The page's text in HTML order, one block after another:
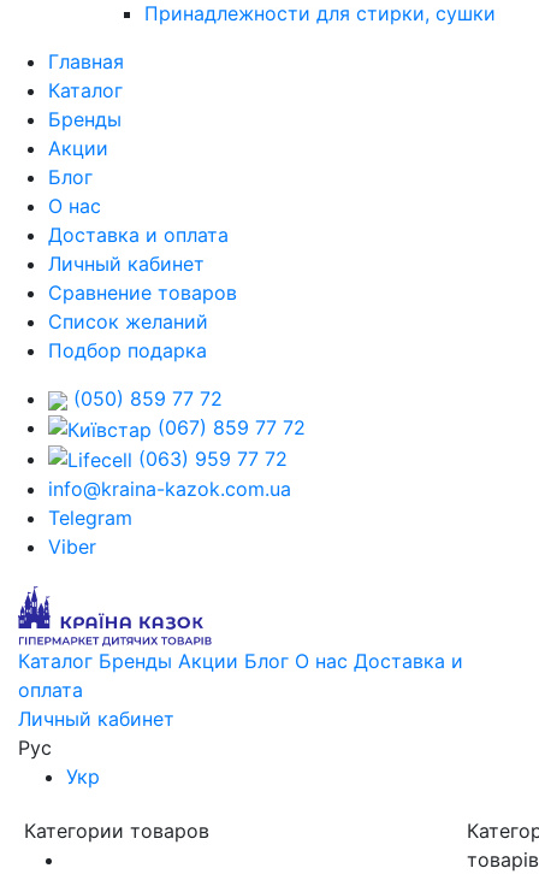
Принадлежности для стирки, сушки
Главная
Каталог
Бренды
Акции
Блог
О нас
Доставка и оплата
Личный кабинет
Сравнение товаров
Список желаний
Подбор подарка
(050) 859 77 72
(067) 859 77 72
(063) 959 77 72
info@kraina-kazok.com.ua
Telegram
Viber
Каталог Бренды Акции Блог О нас Доставка и
оплата
Личный кабинет
Рус
Укр
Категории товаров
товарів